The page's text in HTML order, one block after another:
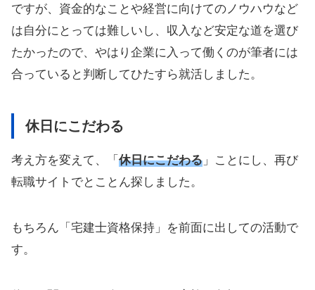
ですが、資金的なことや経営に向けてのノウハウなど
は自分にとっては難しいし、収入など安定な道を選び
たかったので、やはり企業に入って働くのが筆者には
合っていると判断してひたすら就活しました。
休日にこだわる
考え方を変えて、「 休日にこだわる 」ことにし、再び
転職サイトでとことん探しました。
もちろん「宅建士資格保持」を前面に出しての活動で
す。